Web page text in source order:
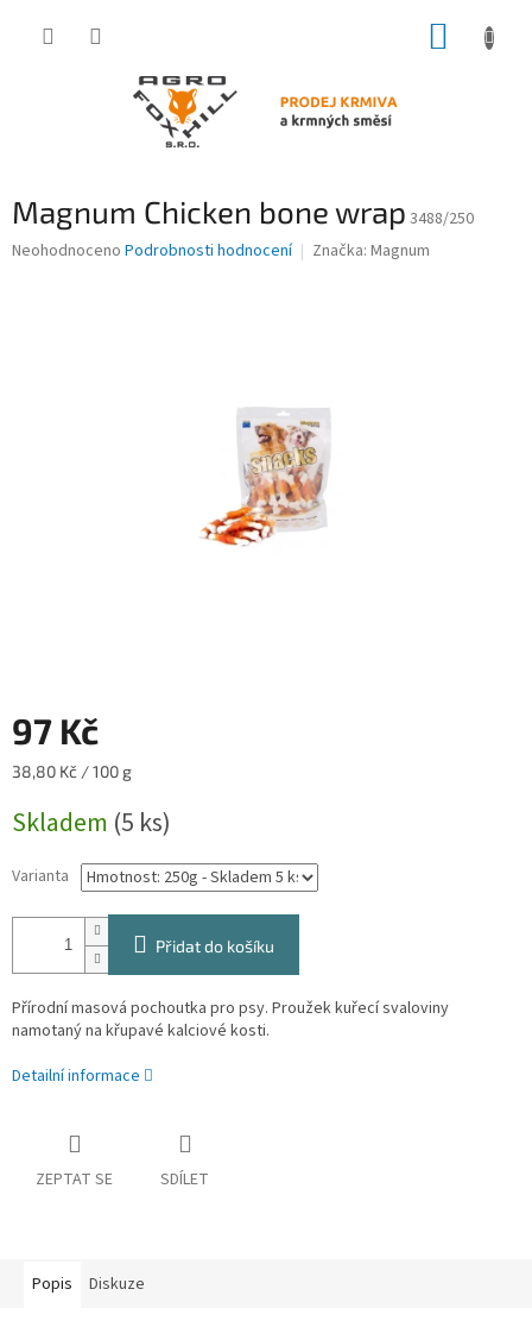
Magnum Chicken bone wrap 3488/250
Průměrné
Neohodnoceno Podrobnosti hodnocení Značka: Magnum
97 Kč
Měrná
38,80 Kč / 100 g
Skladem (5 ks)
Varianta
Přidat do košíku
Přírodní masová pochoutka pro psy. Proužek kuřecí svaloviny
namotaný na křupavé kalciové kosti.
Detailní informace
ZEPTAT SE SDÍLET
Popis Diskuze